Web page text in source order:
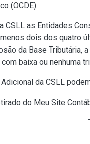
(OCDE).
CSLL as Entidades
dois dos quatro
da Base
baixa ou nenhuma
da CSLL
do Meu Site